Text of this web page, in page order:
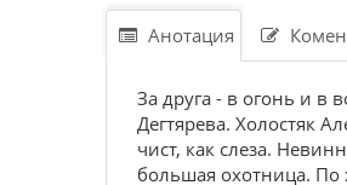
Анотация
За друга - в огонь и в
Дегтярева. Холостяк
чист, как слеза.
большая охотница. По